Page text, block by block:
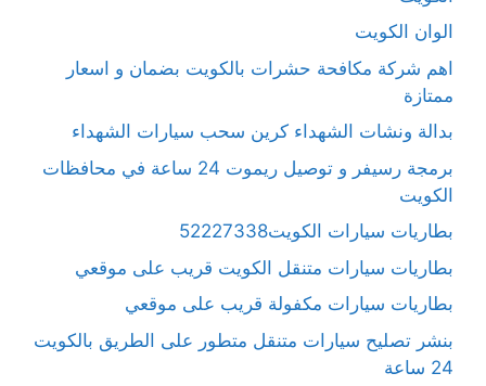
الوان الكويت
اهم شركة مكافحة حشرات بالكويت بضمان و اسعار
ممتازة
بدالة ونشات الشهداء كرين سحب سيارات الشهداء
برمجة رسيفر و توصيل ريموت 24 ساعة في محافظات
الكويت
بطاريات سيارات الكويت52227338
بطاريات سيارات متنقل الكويت قريب على موقعي
بطاريات سيارات مكفولة قريب على موقعي
بنشر تصليح سيارات متنقل متطور على الطريق بالكويت
24 ساعة